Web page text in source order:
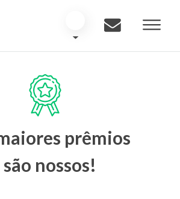
prêmios
são nossos!